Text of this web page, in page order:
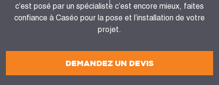
DEMANDEZ UN DEVIS
c’est posé par un spécialiste c’est encore mieux, faites
confiance à Caséo pour la pose et l’installation de votre
projet.